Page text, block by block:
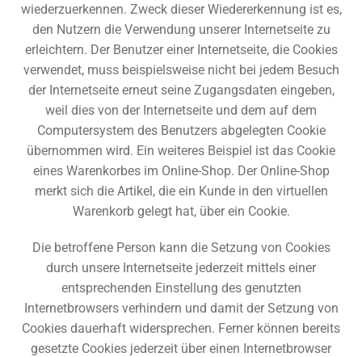
wiederzuerkennen. Zweck dieser Wiedererkennung ist es,
den Nutzern die Verwendung unserer Internetseite zu
erleichtern. Der Benutzer einer Internetseite, die Cookies
verwendet, muss beispielsweise nicht bei jedem Besuch
der Internetseite erneut seine Zugangsdaten eingeben,
weil dies von der Internetseite und dem auf dem
Computersystem des Benutzers abgelegten Cookie
übernommen wird. Ein weiteres Beispiel ist das Cookie
eines Warenkorbes im Online-Shop. Der Online-Shop
merkt sich die Artikel, die ein Kunde in den virtuellen
Warenkorb gelegt hat, über ein Cookie.
Die betroffene Person kann die Setzung von Cookies
durch unsere Internetseite jederzeit mittels einer
entsprechenden Einstellung des genutzten
Internetbrowsers verhindern und damit der Setzung von
Cookies dauerhaft widersprechen. Ferner können bereits
gesetzte Cookies jederzeit über einen Internetbrowser